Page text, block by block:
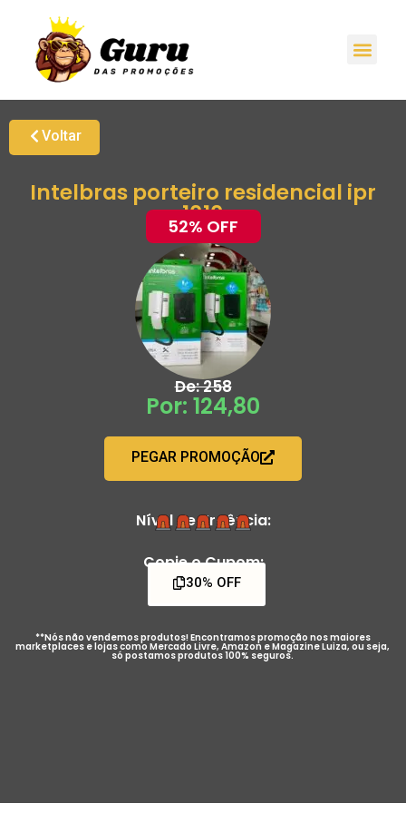
Voltar
Intelbras porteiro residencial ipr
1010
52% OFF
De: 258
Por: 124,80
PEGAR PROMOÇÃO
Nível de Urgência:
Copie o Cupom:
30% OFF
**Nós não vendemos produtos! Encontramos promoção nos maiores
marketplaces e lojas como Mercado Livre, Amazon e Magazine Luiza, ou seja,
só postamos produtos 100% seguros.